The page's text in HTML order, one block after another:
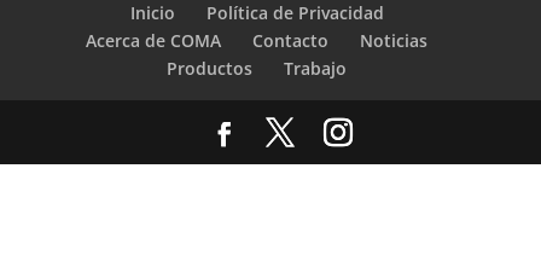
Inicio
Política de Privacidad
Acerca de COMA
Contacto
Noticias
Productos
Trabajo